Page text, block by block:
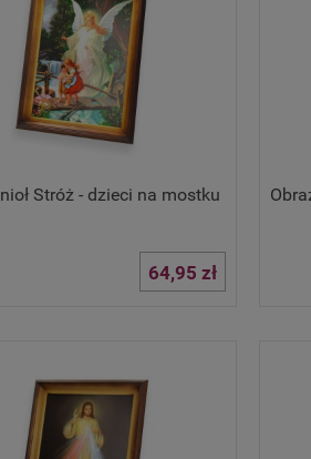
Stróż - dzieci na mostku
64,95 zł